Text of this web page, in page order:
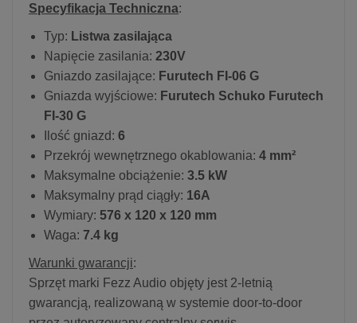
Specyfikacja Techniczna:
Typ: Listwa zasilająca
Napięcie zasilania: 230V
Gniazdo zasilające: Furutech FI-06 G
Gniazda wyjściowe: Furutech Schuko Furutech
FI-30 G
Ilość gniazd: 6
Przekrój wewnętrznego okablowania: 4 mm²
Maksymalne obciążenie: 3.5 kW
Maksymalny prąd ciągły: 16A
Wymiary: 576 x 120 x 120 mm
Waga: 7.4 kg
Warunki gwarancji:
Sprzęt marki Fezz Audio objęty jest 2-letnią
gwarancją, realizowaną w systemie door-to-door